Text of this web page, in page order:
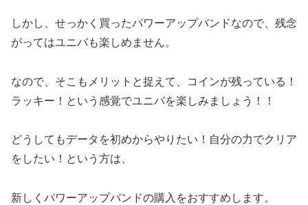
しかし、せっかく買ったパワーアップバンドなので、残念
がってはユニバも楽しめません。
なので、そこもメリットと捉えて、コインが残っている！
ラッキー！という感覚でユニバを楽しみましょう！！
どうしてもデータを初めからやりたい！自分の力でクリア
をしたい！という方は、
新しくパワーアップバンドの購入をおすすめします。